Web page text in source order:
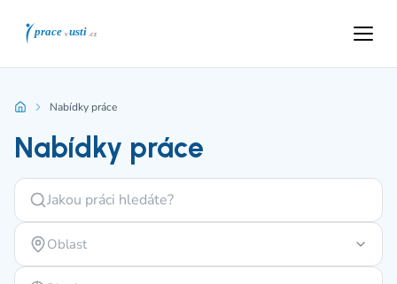
Nabídky práce
Nabídky práce
Oblast